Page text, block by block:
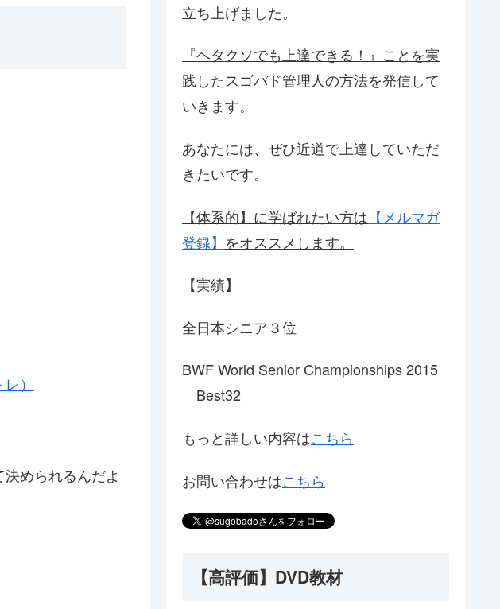
）
められるんだよ
立ち上げました。
『ヘタクソでも上達できる！』ことを実
践したスゴバド管理人の方法を発信して
いきます。
あなたには、ぜひ近道で上達していただ
きたいです。
【体系的】に学ばれたい方は 【メルマガ
登録】 をオススメします。
【実績】
全日本シニア３位
BWF World Senior Championships 2015
Best32
もっと詳しい内容はこちら
お問い合わせはこちら
【高評価】DVD教材